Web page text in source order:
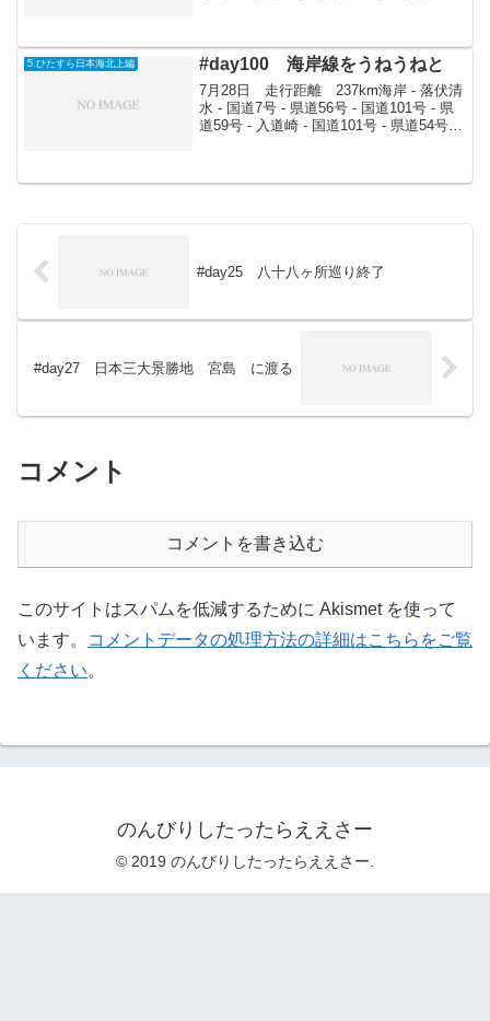
5.ひたすら日本海北上編 #day100 海岸線をうねうねと
7月28日 走行距離 237km海岸 - 落伏清
水 - 国道7号 - 県道56号 - 国道101号 - 県
道59号 - 入道崎 - 国道101号 - 県道54号 -
#day25 八十八ヶ所巡り終了
#day27 日本三大景勝地 宮島 に渡る
コメント
コメントを書き込む
このサイトはスパムを低減するために Akismet を使って
います。
コメントデータの処理方法の詳細はこちらをご覧
ください。
のんびりしたったらええさー
© 2019 のんびりしたったらええさー.